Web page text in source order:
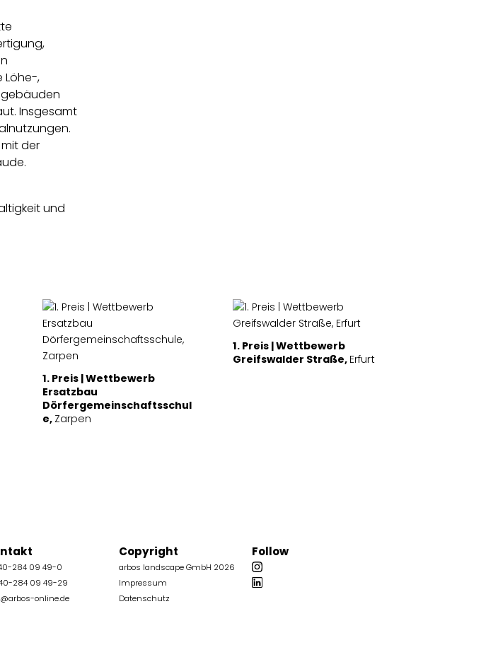
Löhe-,
Insgesamt
der
und
1. Preis | Wettbewerb
Ersatzbau
Dörfergemeinschaftsschul
e, Zarpen
1. Preis | Wettbewerb
Greifswalder Straße,Erfurt
284 09 49-0
284 09 49-29
online.de
Copyright
arbos landscape GmbH 2026
Impressum
Datenschutz
Follow